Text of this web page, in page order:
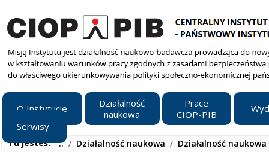
O Instytucie
Działalność
naukowa
Prace
CIOP-PIB
Serwisy
Tu jesteś: ../ Działalność naukowa / Działalność